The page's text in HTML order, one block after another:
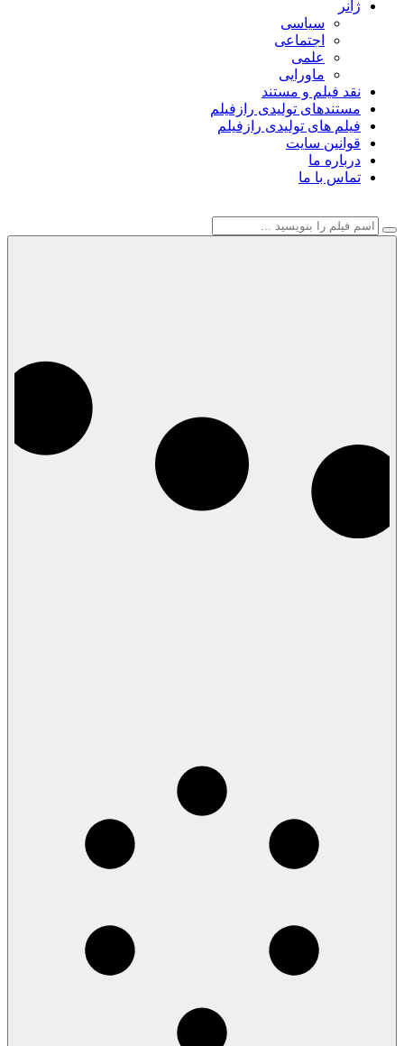
ژانر
سیاسی
اجتماعی
علمی
ماورایی
نقد فیلم و مستند
مستندهای تولیدی رازفیلم
فیلم های تولیدی رازفیلم
قوانین سایت
درباره ما
تماس با ما